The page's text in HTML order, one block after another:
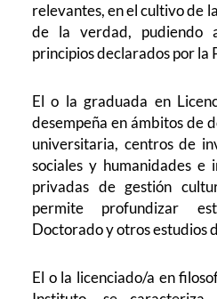
relevantes, en el cultivo de
de la verdad, pudiendo
principios declarados por la
El o la graduada en
desempeña en ámbitos de
universitaria, centros de
sociales y humanidades e
privadas de gestión
permite profundizar
Doctorado y otros estudios
El o la licenciado/a en